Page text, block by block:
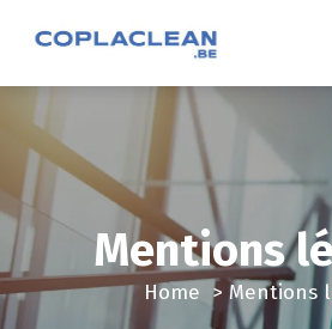
o
n
t
e
Mentions
Home > Mentions